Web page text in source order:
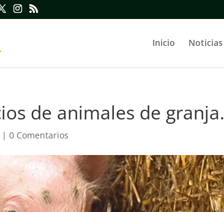
Inicio Noticias
de animales de granja.
|0 Comentarios